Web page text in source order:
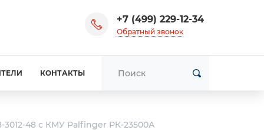
+7 (499) 229-12-34
Обратный звонок
КОНТАКТЫ
3012-48 с КМУ Palfinger РК-23500А